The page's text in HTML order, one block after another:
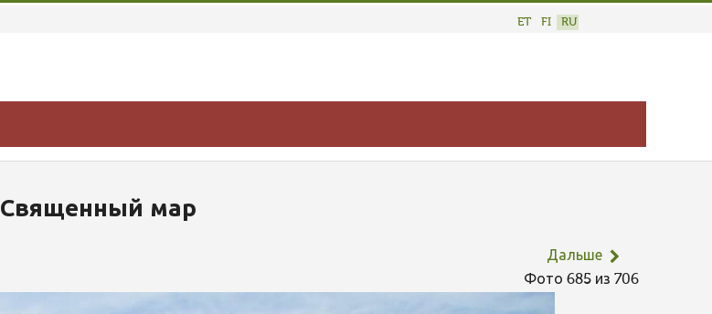
ET FI RU
Священный мар
Дальше
Фото 685 из 706